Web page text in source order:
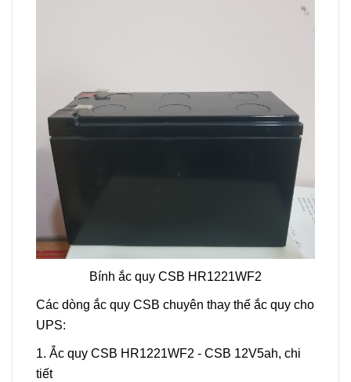
Bính ắc quy CSB HR1221WF2
Các dòng ắc quy CSB chuyên thay thế ắc quy cho
UPS:
1. Ắc quy CSB HR1221WF2 - CSB 12V5ah, chi
tiết